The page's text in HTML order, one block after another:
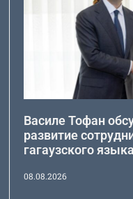
Василе Тофан
развитие
гагаузского
08.08.2026